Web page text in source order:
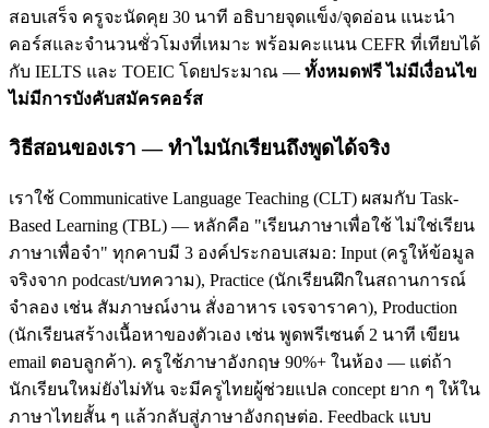
สอบเสร็จ ครูจะนัดคุย 30 นาที อธิบายจุดแข็ง/จุดอ่อน แนะนำ
คอร์สและจำนวนชั่วโมงที่เหมาะ พร้อมคะแนน CEFR ที่เทียบได้
กับ IELTS และ TOEIC โดยประมาณ — ทั้งหมดฟรี ไม่มีเงื่อนไข
ไม่มีการบังคับสมัครคอร์ส
วิธีสอนของเรา — ทำไมนักเรียนถึงพูดได้จริง
เราใช้ Communicative Language Teaching (CLT) ผสมกับ Task-
Based Learning (TBL) — หลักคือ "เรียนภาษาเพื่อใช้ ไม่ใช่เรียน
ภาษาเพื่อจำ" ทุกคาบมี 3 องค์ประกอบเสมอ: Input (ครูให้ข้อมูล
จริงจาก podcast/บทความ), Practice (นักเรียนฝึกในสถานการณ์
จำลอง เช่น สัมภาษณ์งาน สั่งอาหาร เจรจาราคา), Production
(นักเรียนสร้างเนื้อหาของตัวเอง เช่น พูดพรีเซนต์ 2 นาที เขียน
email ตอบลูกค้า). ครูใช้ภาษาอังกฤษ 90%+ ในห้อง — แต่ถ้า
นักเรียนใหม่ยังไม่ทัน จะมีครูไทยผู้ช่วยแปล concept ยาก ๆ ให้ใน
ภาษาไทยสั้น ๆ แล้วกลับสู่ภาษาอังกฤษต่อ. Feedback แบบ